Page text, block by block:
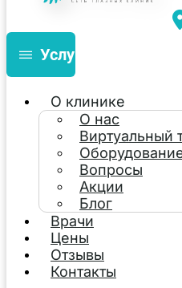
Услуги
О клинике
О нас
Виртуальный
Вопросы
Акции
Блог
Врачи
Цены
Отзывы
Контакты